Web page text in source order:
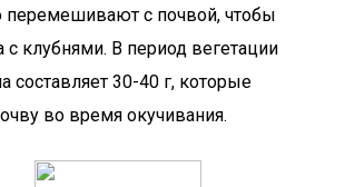
перемешивают с почвой, чтобы
с клубнями. В период вегетации
составляет 30-40 г, которые
во время окучивания.